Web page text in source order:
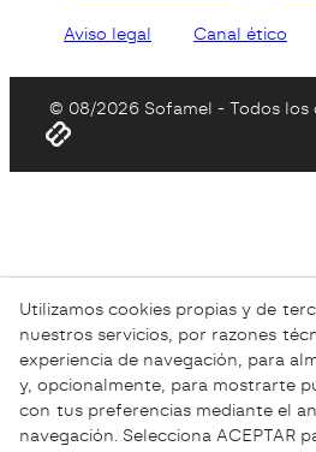
Aviso legal Canal ético
© 08/2026 Sofamel - Todos los
Utilizamos cookies propias y de
nuestros servicios, por razones
experiencia de navegación, para
y, opcionalmente, para mostrarte
con tus preferencias mediante el
navegación. Selecciona ACEPTAR